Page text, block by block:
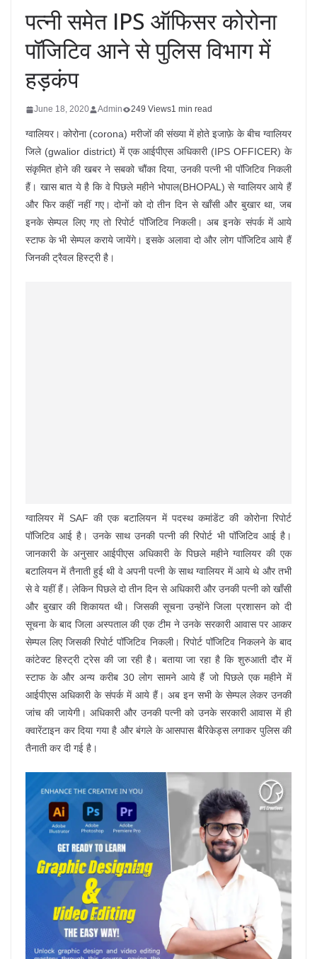
पत्नी समेत IPS ऑफिसर कोरोना
पॉजिटिव आने से पुलिस विभाग में
हड़कंप
June 18, 2020 Admin 249 Views1 min read
ग्वालियर। कोरोना (corona) मरीजों की संख्या में होते इजाफ़े के बीच ग्वालियर
जिले (gwalior district) में एक आईपीएस अधिकारी (IPS OFFICER) के
संकृमित होने की खबर ने सबको चौंका दिया, उनकी पत्नी भी पॉजिटिव निकली
हैं। खास बात ये है कि वे पिछले महीने भोपाल(BHOPAL) से ग्वालियर आये हैं
और फिर कहीं नहीं गए। दोनों को दो तीन दिन से खाँसी और बुखार था, जब
इनके सेम्पल लिए गए तो रिपोर्ट पॉजिटिव निकली। अब इनके संपर्क में आये
स्टाफ के भी सेम्पल कराये जायेंगे। इसके अलावा दो और लोग पॉजिटिव आये हैं
जिनकी ट्रैवल हिस्ट्री है।
ग्वालियर में SAF की एक बटालियन में पदस्थ कमांडेंट की कोरोना रिपोर्ट
पॉजिटिव आई है। उनके साथ उनकी पत्नी की रिपोर्ट भी पॉजिटिव आई है।
जानकारी के अनुसार आईपीएस अधिकारी के पिछले महीने ग्वालियर की एक
बटालियन में तैनाती हुई थी वे अपनी पत्नी के साथ ग्वालियर में आये थे और तभी
से वे यहीं हैं। लेकिन पिछले दो तीन दिन से अधिकारी और उनकी पत्नी को खाँसी
और बुखार की शिकायत थी। जिसकी सूचना उन्होंने जिला प्रशासन को दी
सूचना के बाद जिला अस्पताल की एक टीम ने उनके सरकारी आवास पर आकर
सेम्पल लिए जिसकी रिपोर्ट पॉजिटिव निकली। रिपोर्ट पॉजिटिव निकलने के बाद
कांटेक्ट हिस्ट्री ट्रेस की जा रही है। बताया जा रहा है कि शुरुआती दौर में
स्टाफ के और अन्य करीब 30 लोग सामने आये हैं जो पिछले एक महीने में
आईपीएस अधिकारी के संपर्क में आये हैं। अब इन सभी के सेम्पल लेकर उनकी
जांच की जायेगी। अधिकारी और उनकी पत्नी को उनके सरकारी आवास में ही
क्वारेंटाइन कर दिया गया है और बंगले के आसपास बैरिकेड्स लगाकर पुलिस की
तैनाती कर दी गई है।